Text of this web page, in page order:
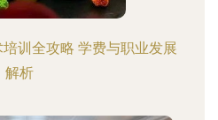
训全攻略 学费与职业发展
解析